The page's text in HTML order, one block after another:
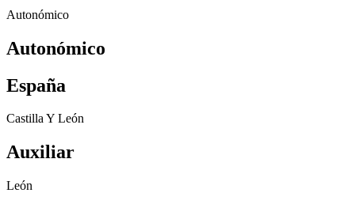
Autonómico
Autonómico
España
Castilla Y León
Auxiliar
León